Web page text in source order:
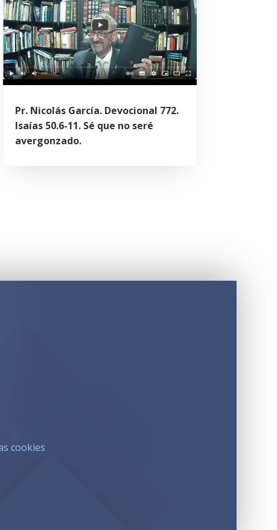
Pr. Nicolás García. Devocional 772.
Isaías 50.6-11. Sé que no seré
avergonzado.
cookies